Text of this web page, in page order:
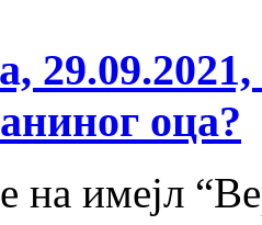
оца?
на имејл